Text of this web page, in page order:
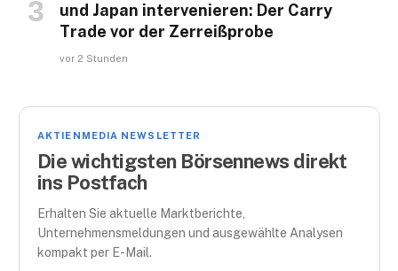
und Japan intervenieren: Der Carry
Trade vor der Zerreißprobe
vor 2 Stunden
AKTIENMEDIA NEWSLETTER
Die wichtigsten Börsennews direkt
ins Postfach
Erhalten Sie aktuelle Marktberichte,
Unternehmensmeldungen und ausgewählte Analysen
kompakt per E-Mail.